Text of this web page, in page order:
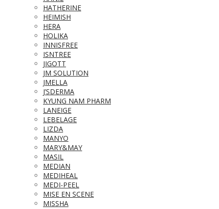
HATHERINE
HEIMISH
HERA
HOLIKA
INNISFREE
ISNTREE
JIGOTT
JM SOLUTION
JMELLA
J’SDERMA
KYUNG NAM PHARM
LANEIGE
LEBELAGE
LIZDA
MANYO
MARY&MAY
MASIL
MEDIAN
MEDIHEAL
MEDI-PEEL
MISE EN SCENE
MISSHA